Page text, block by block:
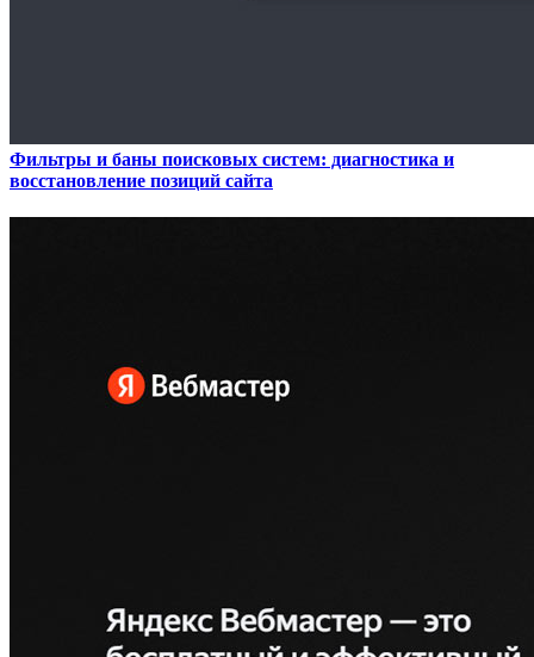
Фильтры и баны поисковых систем: диагностика и
восстановление позиций сайта